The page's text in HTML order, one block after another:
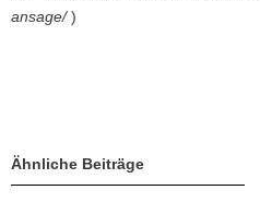
ansage/)
Ähnliche Beiträge